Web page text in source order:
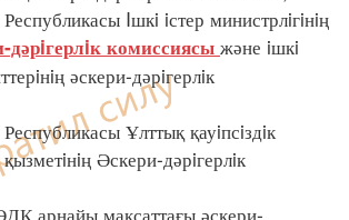
Iшкi iстер министрлiгiнiң
дәрiгерлiк комиссиясы және iшкi
әскери-дәрiгерлiк
Ұлттық қауiпсiздiк
Әскери-дәрiгерлiк
арнайы мақсаттағы әскери-